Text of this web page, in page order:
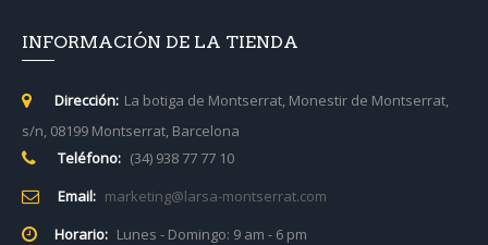
INFORMACIÓN DE LA TIENDA
Dirección: La botiga de Montserrat, Monestir de Montserrat,
s/n, 08199 Montserrat, Barcelona
Teléfono: (34) 938 77 77 10
Email: marketing@larsa-montserrat.com
Horario: Lunes - Domingo: 9 am - 6 pm